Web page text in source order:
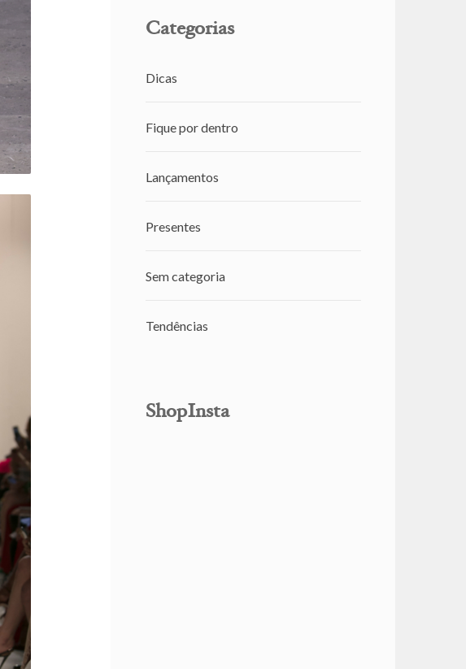
Categorias
Dicas
Fique por dentro
Lançamentos
Presentes
Sem categoria
Tendências
ShopInsta